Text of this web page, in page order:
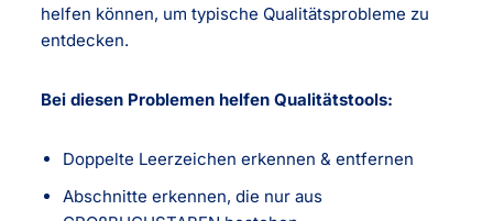
helfen können, um typische Qualitätsprobleme zu
entdecken.
Bei diesen Problemen helfen Qualitätstools:
Doppelte Leerzeichen erkennen & entfernen
Abschnitte erkennen, die nur aus